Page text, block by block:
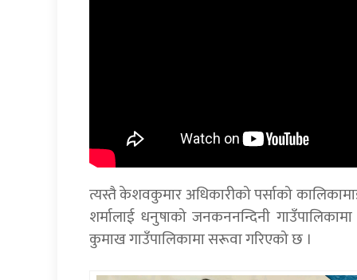
त्यस्तै केशवकुमार अधिकारीको पर्साको
शर्मालाई धनुषाको जनकननन्दिनी
कुमाख गाउँपालिकामा सरूवा गरिएको छ ।